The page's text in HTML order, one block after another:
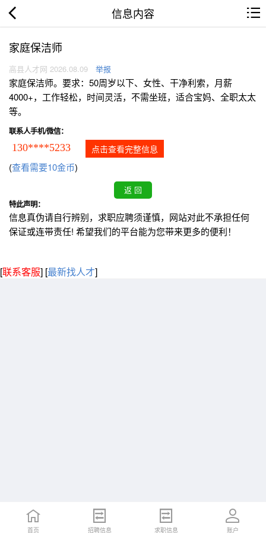
信息内容
家庭保洁师
高县人才网 2026.08.09 举报
家庭保洁师。要求：50周岁以下、女性、干净利索，月薪
4000+，工作轻松，时间灵活，不需坐班，适合宝妈、全职太太
等。
联系人手机/微信：
130****5233 点击查看完整信息
(查看需要10金币)
特此声明：
信息真伪请自行辨别，求职应聘须谨慎，网站对此不承担任何
保证或连带责任! 希望我们的平台能为您带来更多的便利！
[联系客服] [最新找人才]
首页 招聘信息 求职信息 账户